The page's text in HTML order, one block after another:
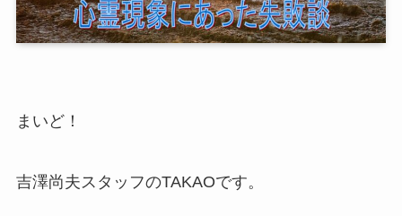
まいど！
吉澤尚夫スタッフのTAKAOです。